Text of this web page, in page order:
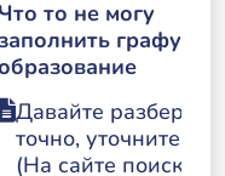
account.
желанию) и
и т.д.)
(https://
Как только вы
зайдете в
систему через
ЭЦП, перейдите
в
Что то не могу
графу
Давайте
точно, уточните:
(На сайте поиска